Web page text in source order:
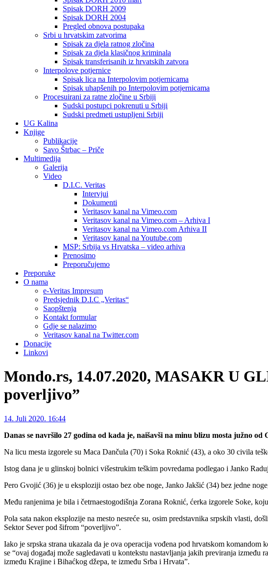
Spisak DORH 2009
Spisak DORH 2004
Pregled obnova postupaka
Srbi u hrvatskim zatvorima
Spisak za djela ratnog zločina
Spisak za djela klasičnog kriminala
Spisak transferisanih iz hrvatskih zatvora
Interpolove potjernice
Spisak lica na Interpolovim potjernicama
Spisak uhapšenih po Interpolovim potjernicama
Procesuirani za ratne zločine u Srbiji
Sudski postupci pokrenuti u Srbiji
Sudski predmeti ustupljeni Srbiji
UG Kalina
Knjige
Publikacije
Savo Štrbac – Priče
Multimedija
Galerija
Video
D.I.C. Veritas
Intervjui
Dokumenti
Veritasov kanal na Vimeo.com
Veritasov kanal na Vimeo.com – Arhiva I
Veritasov kanal na Vimeo.com Arhiva II
Veritasov kanal na Youtube.com
MSP: Srbija vs Hrvatska – video arhiva
Prenosimo
Preporučujemo
Preporuke
O nama
e-Veritas Impresum
Predsjednik D.I.C „Veritas“
Saopštenja
Kontakt formular
Gdje se nalazimo
Veritasov kanal na Twitter.com
Donacije
Linkovi
Mondo.rs, 14.07.2020, MASAKR U
poverljivo”
14. Juli 2020. 16:44
Danas se navršilo 27 godina od kada je, naišavši na minu blizu mosta južno
Na licu mesta izgorele su Maca Dančula (70) i Soka Roknić (43), a oko 30 civila
Istog dana je u glinskoj bolnici višestrukim teškim povredama podlegao i Janko
Pero Gvojić (36) je u eksploziji ostao bez obe noge, Janko Jakšić (34) bez jedne
Među ranjenima je bila i četrnaestogodišnja Zorana Roknić, ćerka izgorele Soke,
Pola sata nakon eksplozije na mesto nesreće su, osim predstavnika srpskih vlasti,
Sektor Sever pod šifrom “poverljivo”.
Iako je srpska strana ukazala da je ova operacija vođena pod hrvatskom
se “ovaj događaj može sagledavati u kontekstu nastavljanja jakih previranja
između Krajine i Bihaćkog džepa, te između Srba i Hrvata”.